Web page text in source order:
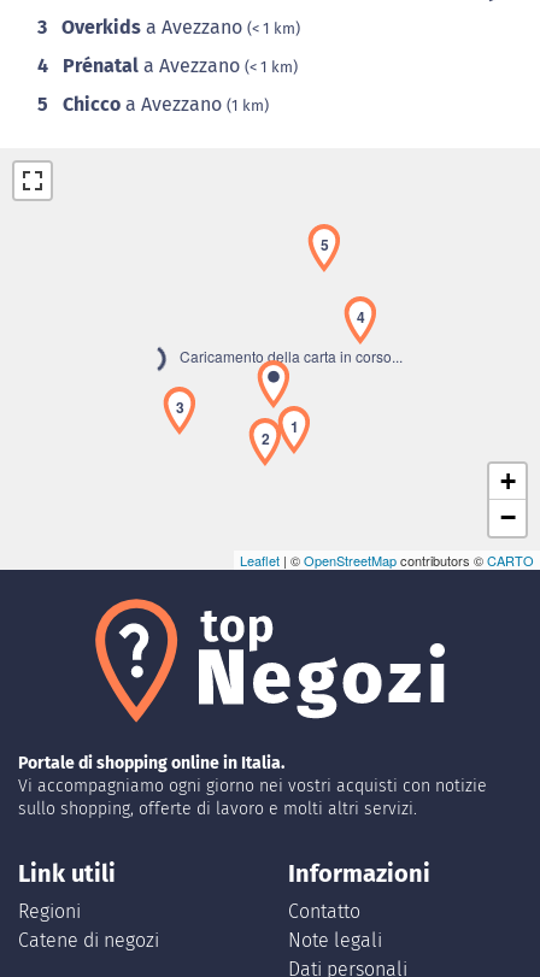
3 Overkids a Avezzano (< 1 km)
4 Prénatal a Avezzano (< 1 km)
5 Chicco a Avezzano (1 km)
Caricamento della carta in corso...
1
2
3
4
5
+
−
Leaflet | ©OpenStreetMapcontributors ©CARTO
Portale di shopping online in Italia.
Vi accompagniamo ogni giorno nei vostri acquisti con notizie
sullo shopping, offerte di lavoro e molti altri servizi.
Link utili
Regioni
Catene di negozi
Informazioni
Contatto
Note legali
Dati personali